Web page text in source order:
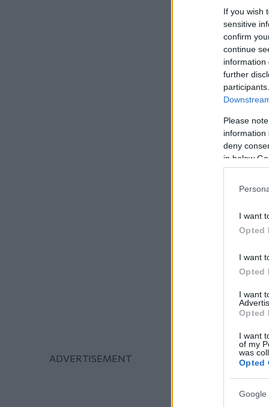
If you wish
sensitive
confirm
continue
information
further
Please
information
deny
in below
I want
Opted
I want
Opted
I want
Opted
I want
of my
was
Opted
Google